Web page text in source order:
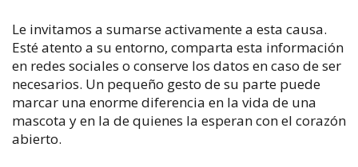
Le invitamos a sumarse activamente a esta causa.
Esté atento a su entorno, comparta esta información
en redes sociales o conserve los datos en caso de ser
necesarios. Un pequeño gesto de su parte puede
marcar una enorme diferencia en la vida de una
mascota y en la de quienes la esperan con el corazón
abierto.